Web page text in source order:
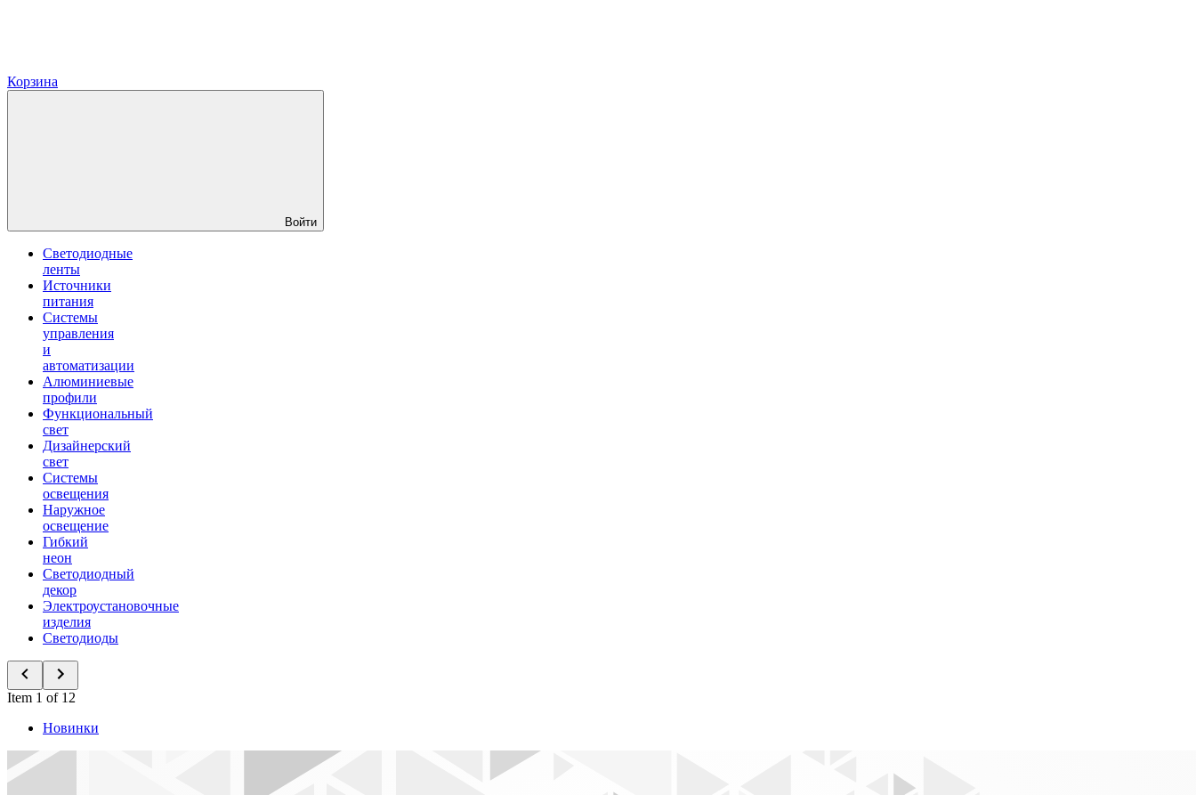
Корзина
Войти
Светодиодные
ленты
Источники
питания
Системы
управления
и
автоматизации
Алюминиевые
профили
Функциональный
свет
Дизайнерский
свет
Системы
освещения
Наружное
освещение
Гибкий
неон
Светодиодный
декор
Электроустановочные
изделия
Светодиоды
Item 1 of 12
Новинки